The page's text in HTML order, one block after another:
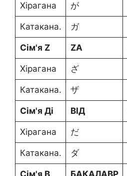
Хірагана が
Катакана. ガ
Сім'я Z ZA
Хірагана ざ
Катакана. ザ
Сім'я Ді ВІД
Хірагана だ
Катакана. ダ
Сім'я B БАКАЛАВР